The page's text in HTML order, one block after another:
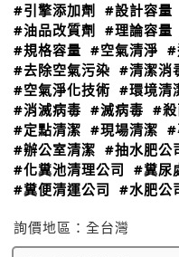
#引擎添加劑
#設計容量
#油品改質劑
#理論容量
#規格容量 #空氣清淨 #
#去除空氣污染 #清潔消
#空氣淨化技術 #環境清
#消滅病毒 #滅病毒 #殺
#定點清潔 #現場清潔 #
#辦公室清潔 #抽水肥公
#化糞池清理公司 #糞尿
#糞便清運公司 #水肥公
詢價地區： 全台灣